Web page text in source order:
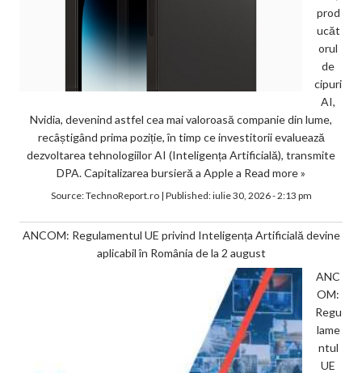
prod
ucăt
orul
de
cipuri
AI,
Nvidia, devenind astfel cea mai valoroasă companie din lume,
recâștigând prima poziție, în timp ce investitorii evaluează
dezvoltarea tehnologiilor AI (Inteligența Artificială), transmite
DPA. Capitalizarea bursieră a Apple a Read more »
Source:TechnoReport.ro| Published:iulie 30, 2026 - 2:13 pm
ANCOM: Regulamentul UE privind Inteligența Artificială devine
aplicabil în România de la 2 august
ANC
OM:
Regu
lame
ntul
UE